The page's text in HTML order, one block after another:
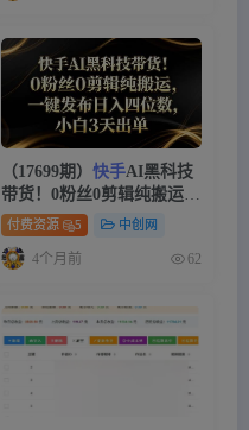
（17699期） 快手AI黑科技
带货！0粉丝0剪辑纯搬运，
一键发布日入四位数，小白
3天出单
付费资源 5 中创网
4个月前 62